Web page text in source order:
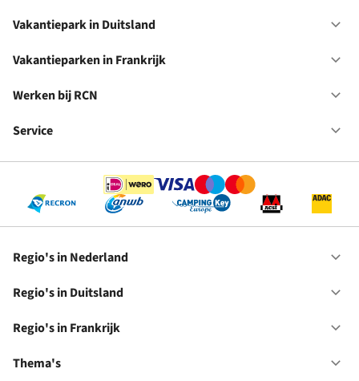
Vakantiepark in Duitsland
Vakantieparken in Frankrijk
Werken bij RCN
Service
Regio's in Nederland
Regio's in Duitsland
Regio's in Frankrijk
Thema's